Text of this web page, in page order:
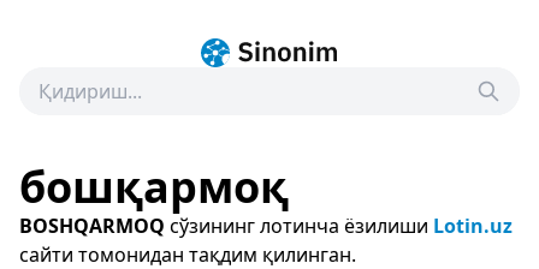
бошқармоқ
BOSHQARMOQ сўзининг лотинча ёзилиши Lotin.uz
сайти томонидан тақдим қилинган.